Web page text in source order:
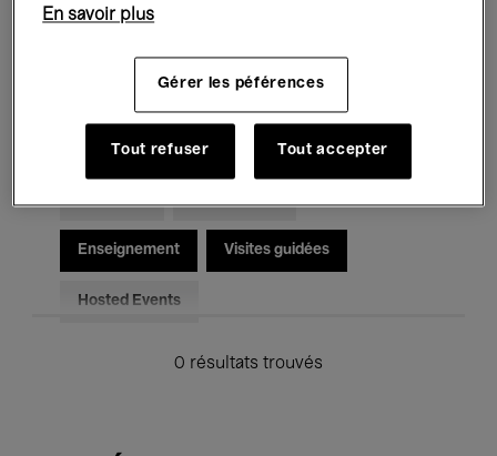
Rencontres & Débats
Musique classique Global Music
Musique électronique
Enseignement Visites guidées
Hosted Events
0 résultats trouvés
En savoir plus
Gérer les péférences
Tout refuser Tout accepter